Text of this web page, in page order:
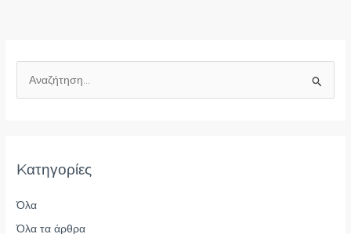
ή
η
σ
Kατηγορίες
Όλα
Όλα τα άρθρα